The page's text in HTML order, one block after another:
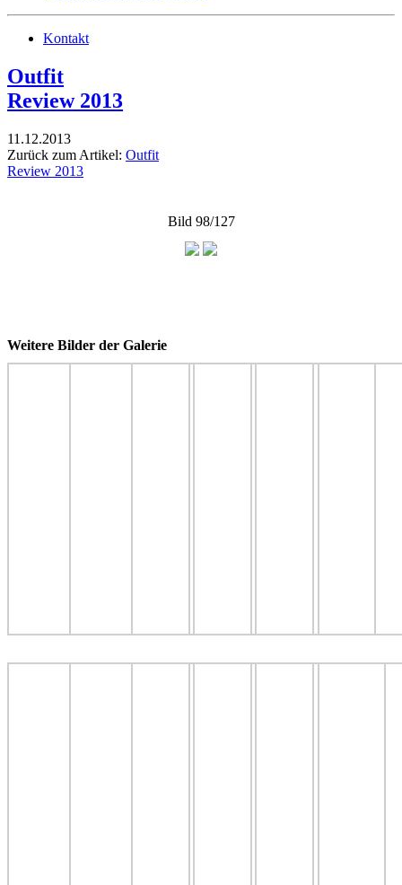
Kontakt
Outfit
Review 2013
11.12.2013
Zurück zum Artikel: Outfit
Review 2013
Bild 98/127
Weitere Bilder der Galerie